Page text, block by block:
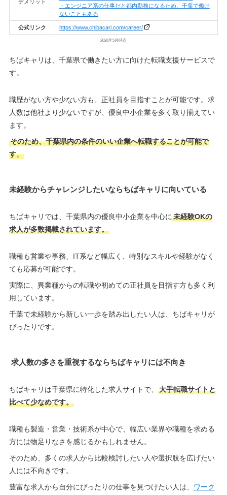
デメリット
・エンジニア系の仕事だと都内勤務になるため、千葉で働け
ないこともある
公式リンク https://www.chibacari.com/career/
2026年5月時点
ちばキャリは、千葉県で働きたい方に向けた転職支援サービスで
す。
職歴がない方や少ない方も、正社員を目指すことが可能です。求
人数は他社より少ないですが、優良中小企業を多く取り揃えてい
ます。
そのため、千葉県内の条件のいい企業へ転職することが可能で
す。
未経験からチャレンジしたいならちばキャリに向いている
ちばキャリでは、千葉県内の優良中小企業を中心に 未経験OKの
求人が多数掲載されています。
職種も営業や事務、IT系など幅広く、特別なスキルや経験がなく
ても応募が可能です。
実際に、異業種からの転職や初めての正社員を目指す方も多く利
用しています。
千葉で未経験から新しい一歩を踏み出したい人は、ちばキャリが
ぴったりです。
求人数の多さを重視するならちばキャリには不向き
ちばキャリは千葉県に特化した求人サイトで、
大手転職サイトと
比べて少なめです。
職種も製造・営業・技術系が中心で、幅広い業界や職種を求める
方には物足りなさを感じるかもしれません。
そのため、多くの求人から比較検討したい人や選択肢を広げたい
人には不向きです。
豊富な求人から自分にぴったりの仕事を見つけたい人は、 ワーク